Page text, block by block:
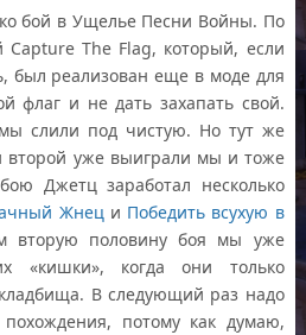
бой в Ущелье Песни Войны. По
Capture The Flag, который, если
был реализован еще в моде для
флаг и не дать захапать свой.
слили под чистую. Но тут же
второй уже выиграли мы и тоже
Джетц заработал несколько
Жнеци Победить всухую в
вторую половину боя мы уже
«кишки», когда они только
В следующий раз надо
похождения, потому как думаю,